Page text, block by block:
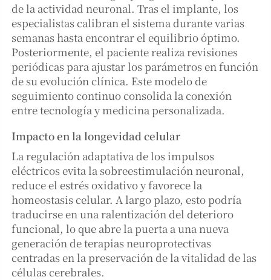
de la actividad neuronal. Tras el implante, los
especialistas calibran el sistema durante varias
semanas hasta encontrar el equilibrio óptimo.
Posteriormente, el paciente realiza revisiones
periódicas para ajustar los parámetros en función
de su evolución clínica. Este modelo de
seguimiento continuo consolida la conexión
entre tecnología y medicina personalizada.
Impacto en la longevidad celular
La regulación adaptativa de los impulsos
eléctricos evita la sobreestimulación neuronal,
reduce el estrés oxidativo y favorece la
homeostasis celular. A largo plazo, esto podría
traducirse en una ralentización del deterioro
funcional, lo que abre la puerta a una nueva
generación de terapias neuroprotectivas
centradas en la preservación de la vitalidad de las
células cerebrales.